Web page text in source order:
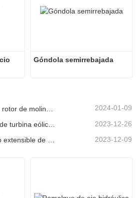
Góndola semirrebajada
2024-01-09
2023-12-26
Remolque telescópico extensible de palas de turbina de molino de viento 2023-12-09